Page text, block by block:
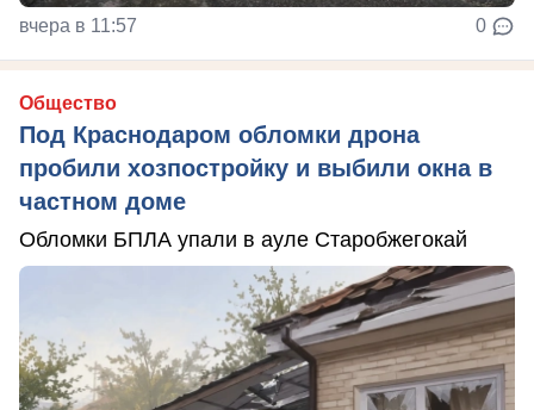
вчера в 11:57 0
Общество
Под Краснодаром обломки дрона
пробили хозпостройку и выбили окна в
частном доме
Обломки БПЛА упали в ауле Старобжегокай